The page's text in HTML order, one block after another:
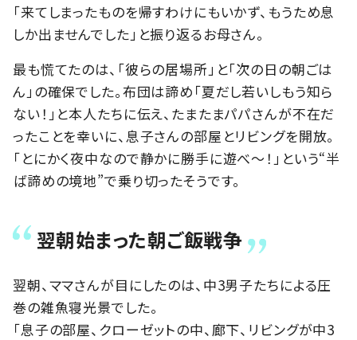
「来てしまったものを帰すわけにもいかず、もうため息
しか出ませんでした」と振り返るお母さん。
最も慌てたのは、「彼らの居場所」と「次の日の朝ごは
ん」の確保でした。布団は諦め「夏だし若いしもう知ら
ない！」と本人たちに伝え、たまたまパパさんが不在だ
ったことを幸いに、息子さんの部屋とリビングを開放。
「とにかく夜中なので静かに勝手に遊べ〜！」という“半
ば諦めの境地”で乗り切ったそうです。
翌朝始まった朝ご飯戦争
翌朝、ママさんが目にしたのは、中3男子たちによる圧
巻の雑魚寝光景でした。
「息子の部屋、クローゼットの中、廊下、リビングが中3